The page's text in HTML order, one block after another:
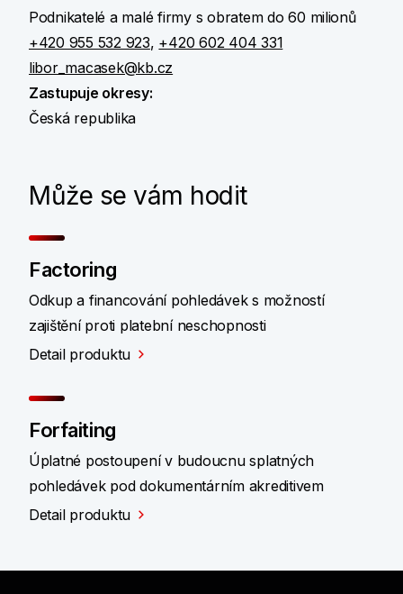
Podnikatelé a malé firmy s obratem do 60 milionů
+420 955 532 923, +420 602 404 331
libor_macasek@kb.cz
Zastupuje okresy:
Česká republika
Může se vám hodit
Factoring
Odkup a financování pohledávek s možností
zajištění proti platební neschopnosti
Detail produktu
Forfaiting
Úplatné postoupení v budoucnu splatných
pohledávek pod dokumentárním akreditivem
Detail produktu